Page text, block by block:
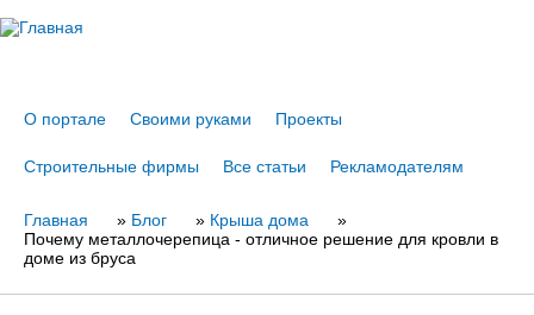
О портале Своими руками Проекты
Строительные фирмы Все статьи Рекламодателям
Вы
здесь
Главная » Блог » Крыша дома
»
Почему металлочерепица - отличное решение для кровли в
доме из бруса